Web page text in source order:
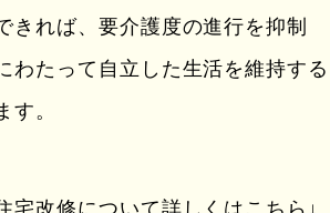
きれば、要介護度の進行を抑制
わたって自立した生活を維持する
す。
宅改修について詳しくはこちら↓